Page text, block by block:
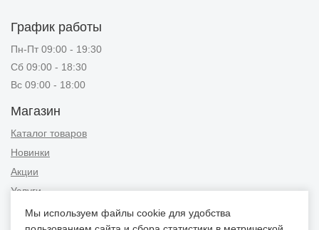
График работы
Пн-Пт 09:00 - 19:30
Сб 09:00 - 18:30
Вс 09:00 - 18:00
Магазин
Каталог товаров
Новинки
Акции
Услуги
Информация
Мы используем файлы cookie для удобства